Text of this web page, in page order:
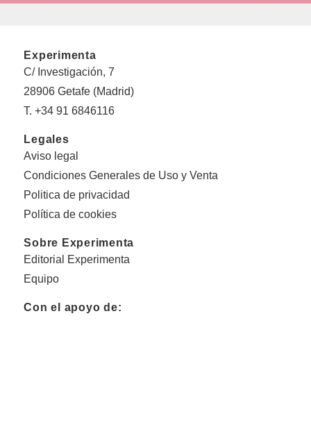
Experimenta
C/ Investigación, 7
28906 Getafe (Madrid)
T. +34 91 6846116
Legales
Aviso legal
Condiciones Generales de Uso y Venta
Politica de privacidad
Política de cookies
Sobre Experimenta
Editorial Experimenta
Equipo
Con el apoyo de: